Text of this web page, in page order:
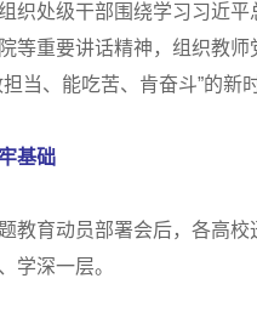
处级干部围绕学习习近平
等重要讲话精神，组织教师
当、能吃苦、肯奋斗”的新
基础
育动员部署会后，各高校
学深一层。